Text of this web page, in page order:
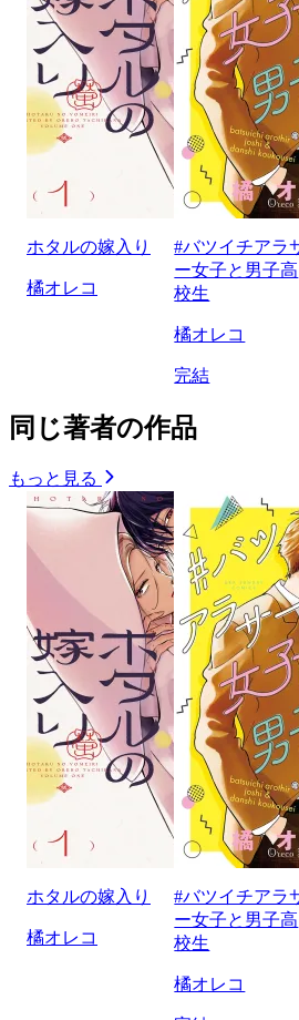
ホタルの嫁入り
橘オレコ
#バツイチアラ
ー女子と男子高
校生
橘オレコ
完結
同じ著者の作品
もっと見る
ホタルの嫁入り
橘オレコ
#バツイチアラ
ー女子と男子高
校生
橘オレコ